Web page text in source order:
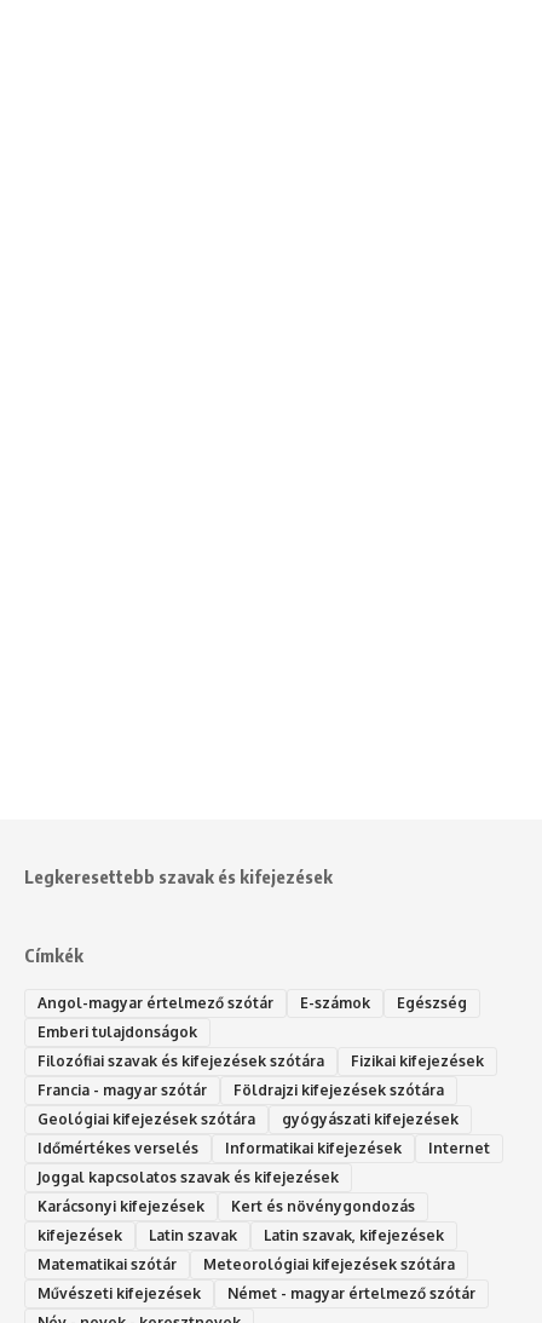
Legkeresettebb szavak és kifejezések
Címkék
Angol-magyar értelmező szótár E-számok
Egészség
Emberi tulajdonságok
Filozófiai szavak és kifejezések szótára
Fizikai kifejezések
Francia - magyar szótár
Földrajzi kifejezések szótára
Geológiai kifejezések szótára
gyógyászati kifejezések
Időmértékes verselés
Informatikai kifejezések
Internet
Joggal kapcsolatos szavak és kifejezések
Karácsonyi kifejezések
Kert és növénygondozás
kifejezések
Latin szavak
Latin szavak, kifejezések
Matematikai szótár
Meteorológiai kifejezések szótára
Művészeti kifejezések
Német - magyar értelmező szótár